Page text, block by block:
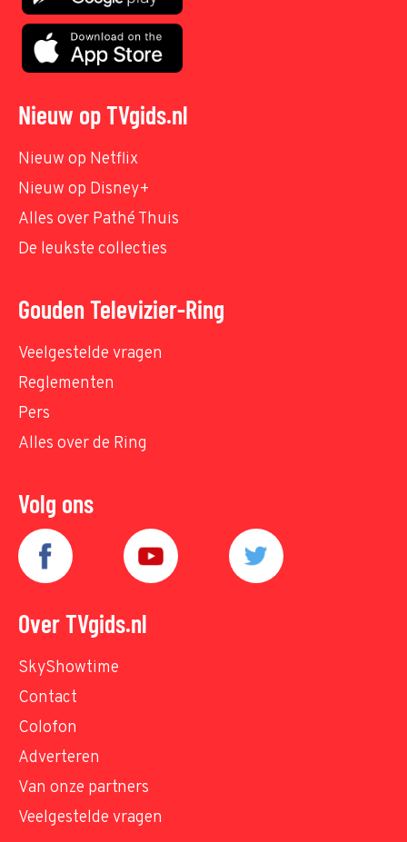
Nieuw op TVgids.nl
Nieuw op Netflix
Nieuw op Disney+
Alles over Pathé Thuis
De leukste collecties
Gouden Televizier-Ring
Veelgestelde vragen
Reglementen
Pers
Alles over de Ring
Volg ons
Over TVgids.nl
SkyShowtime
Contact
Colofon
Adverteren
Van onze partners
Veelgestelde vragen